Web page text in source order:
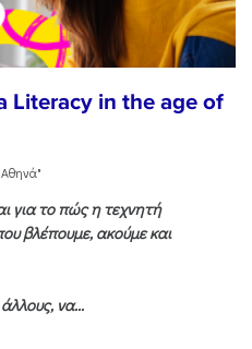
Literacy in the age of
για το πώς η τεχνητή
βλέπουμε, ακούμε και
να...